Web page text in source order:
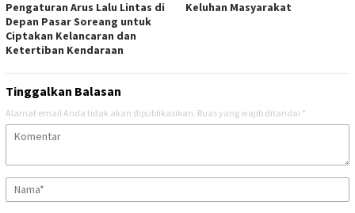
Pengaturan Arus Lalu Lintas di
Depan Pasar Soreang untuk
Ciptakan Kelancaran dan
Ketertiban Kendaraan
Keluhan Masyarakat
Tinggalkan Balasan
Alamat email Anda tidak akan dipublikasikan. Ruas yang wajib ditandai *